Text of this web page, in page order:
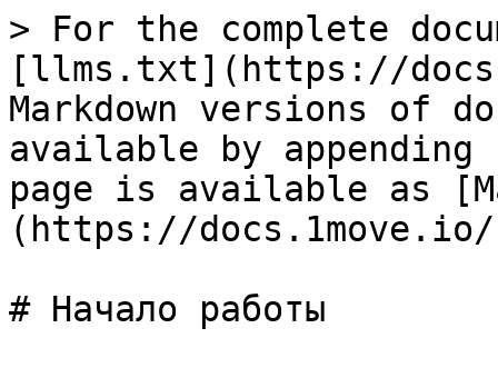
> For the complete
[llms.txt](https://
Markdown versions of
available by
page is available as
(https://
# Начало работы